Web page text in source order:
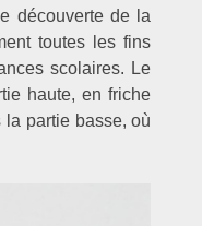
découverte de la
toutes les fins
scolaires. Le
haute, en friche
partie basse, où